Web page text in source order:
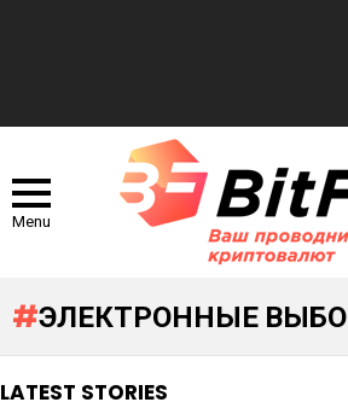
Menu
ЭЛЕКТРОННЫЕ
LATEST STORIES